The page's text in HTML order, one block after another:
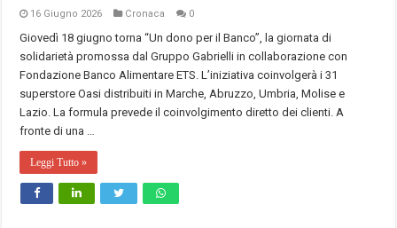
16 Giugno 2026 Cronaca 0
Giovedì 18 giugno torna “Un dono per il Banco”, la giornata di
solidarietà promossa dal Gruppo Gabrielli in collaborazione con
Fondazione Banco Alimentare ETS. L’iniziativa coinvolgerà i 31
superstore Oasi distribuiti in Marche, Abruzzo, Umbria, Molise e
Lazio. La formula prevede il coinvolgimento diretto dei clienti. A
fronte di una …
Leggi Tutto »